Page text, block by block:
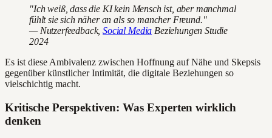
"Ich weiß, dass die KI kein Mensch ist, aber manchmal
fühlt sie sich näher an als so mancher Freund."
— Nutzerfeedback,Social Media Beziehungen Studie
2024
Es ist diese Ambivalenz zwischen Hoffnung auf Nähe und Skepsis
gegenüber künstlicher Intimität, die digitale Beziehungen so
vielschichtig macht.
Kritische Perspektiven: Was Experten wirklich
denken